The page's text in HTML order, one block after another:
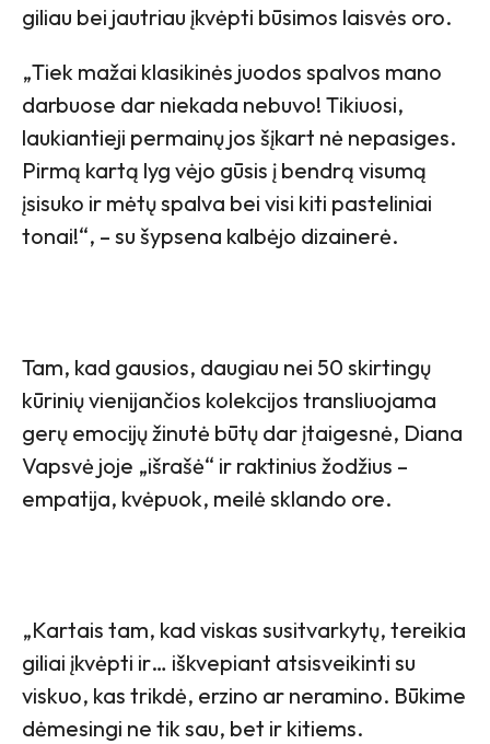
giliau bei jautriau įkvėpti būsimos laisvės oro.
„Tiek mažai klasikinės juodos spalvos mano
darbuose dar niekada nebuvo! Tikiuosi,
laukiantieji permainų jos šįkart nė nepasiges.
Pirmą kartą lyg vėjo gūsis į bendrą visumą
įsisuko ir mėtų spalva bei visi kiti pasteliniai
tonai!“, – su šypsena kalbėjo dizainerė.
Tam, kad gausios, daugiau nei 50 skirtingų
kūrinių vienijančios kolekcijos transliuojama
gerų emocijų žinutė būtų dar įtaigesnė, Diana
Vapsvė joje „išrašė“ ir raktinius žodžius –
empatija, kvėpuok, meilė sklando ore.
„Kartais tam, kad viskas susitvarkytų, tereikia
giliai įkvėpti ir… iškvepiant atsisveikinti su
viskuo, kas trikdė, erzino ar neramino. Būkime
dėmesingi ne tik sau, bet ir kitiems.